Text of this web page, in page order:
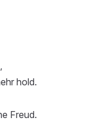
hold.
Freud.